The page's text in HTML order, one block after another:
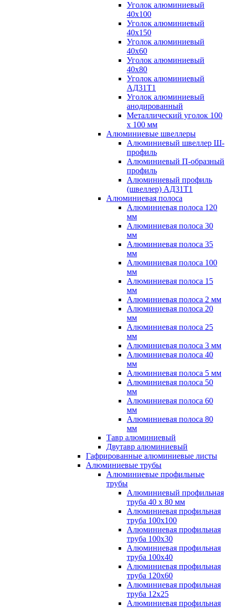
Уголок алюминиевый
40х100
Уголок алюминиевый
40х150
Уголок алюминиевый
40х60
Уголок алюминиевый
40х80
Уголок алюминиевый
АД31Т1
Уголок алюминиевый
анодированный
Металлический уголок 100
х 100 мм
Алюминиевые швеллеры
Алюминиевый швеллер Ш-
профиль
Алюминиевый П-образный
профиль
Алюминиевый профиль
(швеллер) АД31Т1
Алюминиевая полоса
Алюминиевая полоса 120
мм
Алюминиевая полоса 30
мм
Алюминиевая полоса 35
мм
Алюминиевая полоса 100
мм
Алюминиевая полоса 15
мм
Алюминиевая полоса 2 мм
Алюминиевая полоса 20
мм
Алюминиевая полоса 25
мм
Алюминиевая полоса 3 мм
Алюминиевая полоса 40
мм
Алюминиевая полоса 5 мм
Алюминиевая полоса 50
мм
Алюминиевая полоса 60
мм
Алюминиевая полоса 80
мм
Тавр алюминиевый
Двутавр алюминиевый
Гафрированные алюминиевые листы
Алюминиевые трубы
Алюминиевые профильные
трубы
Алюминиевый профильная
труба 40 х 80 мм
Алюминиевая профильная
труба 100х100
Алюминиевая профильная
труба 100х30
Алюминиевая профильная
труба 100х40
Алюминиевая профильная
труба 120х60
Алюминиевая профильная
труба 12x25
Алюминиевая профильная